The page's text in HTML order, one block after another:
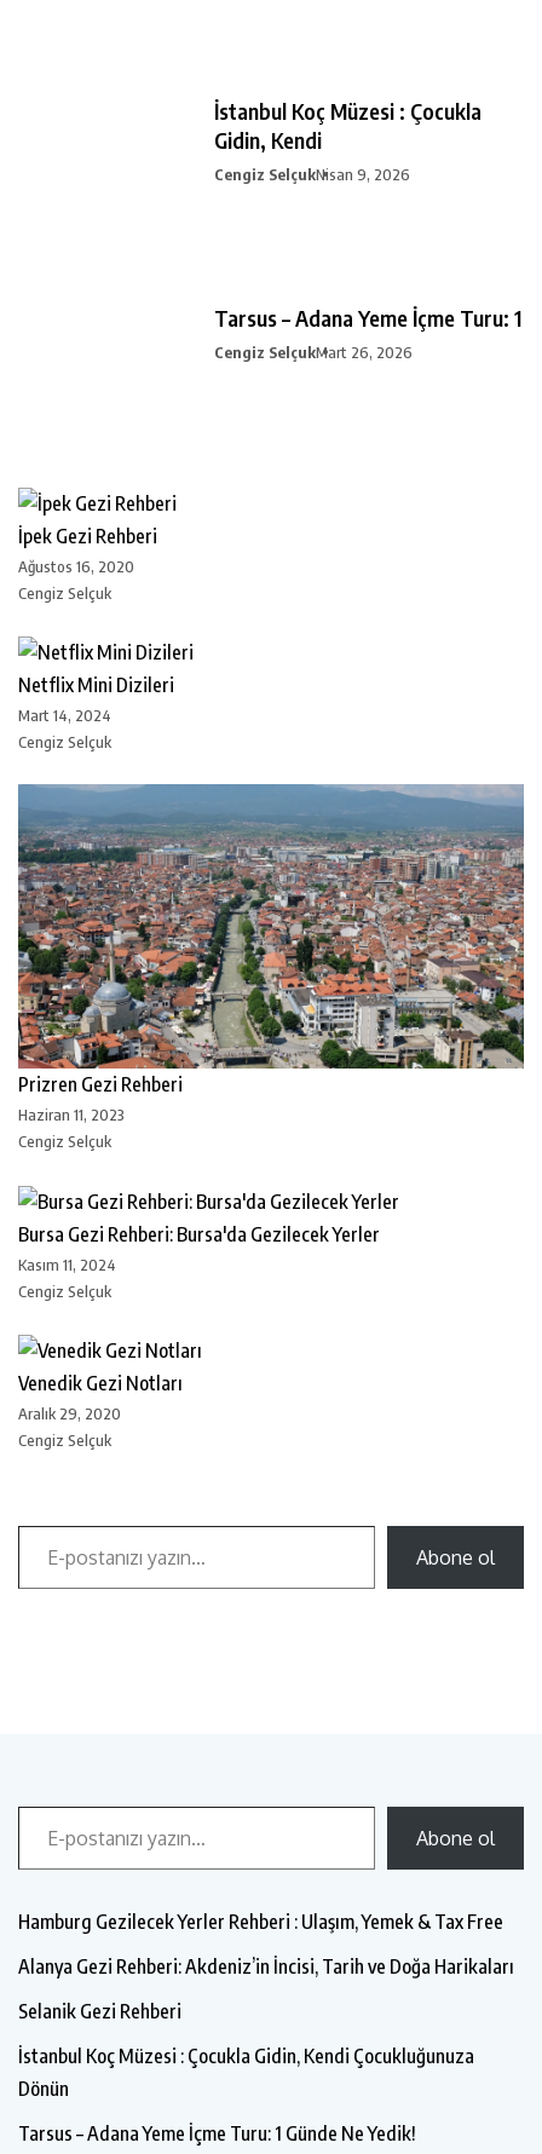
İstanbul Koç Müzesi : Çocukla
Gidin, Kendi
Cengiz SelçukNisan 9, 2026
Tarsus – Adana Yeme İçme Turu: 1
Cengiz SelçukMart 26, 2026
İpek Gezi Rehberi
Ağustos 16, 2020
Cengiz Selçuk
Netflix Mini Dizileri
Mart 14, 2024
Cengiz Selçuk
Prizren Gezi Rehberi
Haziran 11, 2023
Cengiz Selçuk
Bursa Gezi Rehberi: Bursa'da Gezilecek Yerler
Kasım 11, 2024
Cengiz Selçuk
Venedik Gezi Notları
Aralık 29, 2020
Cengiz Selçuk
Abone ol
Abone ol
Hamburg Gezilecek Yerler Rehberi : Ulaşım, Yemek & Tax Free
Alanya Gezi Rehberi: Akdeniz’in İncisi, Tarih ve Doğa Harikaları
Selanik Gezi Rehberi
İstanbul Koç Müzesi : Çocukla Gidin, Kendi Çocukluğunuza
Dönün
Tarsus – Adana Yeme İçme Turu: 1 Günde Ne Yedik!